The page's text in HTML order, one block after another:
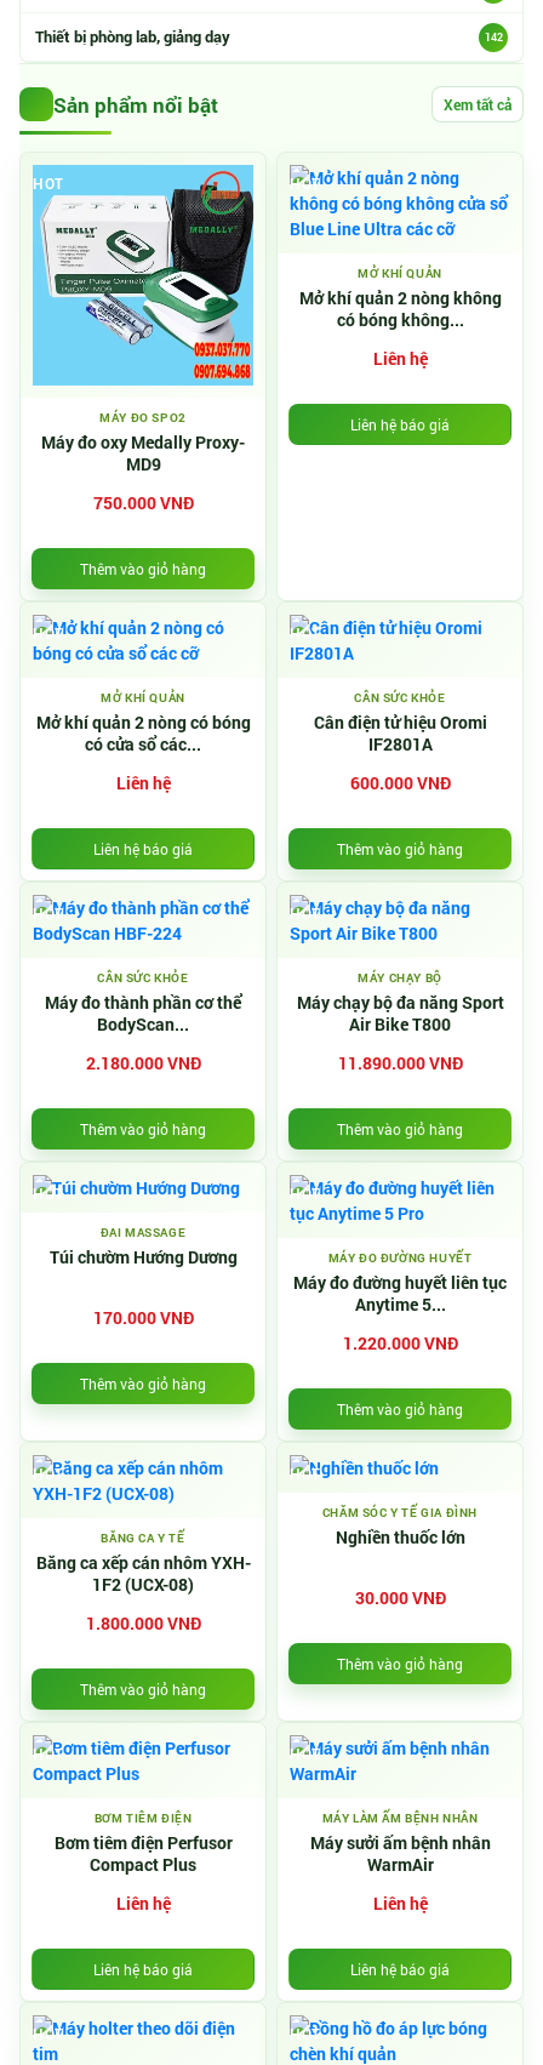
Thiết bị phòng lab, giảng dạy 142
Sản phẩm nổi bật Xem tất cả
HOT
MÁY ĐO SPO2
Máy đo oxy Medally Proxy-
MD9
750.000 VNĐ
Thêm vào giỏ hàng
HOT
MỞ KHÍ QUẢN
Mở khí quản 2 nòng không
có bóng không...
Liên hệ
Liên hệ báo giá
HOT
MỞ KHÍ QUẢN
Mở khí quản 2 nòng có bóng
có cửa sổ các...
Liên hệ
Liên hệ báo giá
HOT
CÂN SỨC KHỎE
Cân điện tử hiệu Oromi
IF2801A
600.000 VNĐ
Thêm vào giỏ hàng
HOT
CÂN SỨC KHỎE
Máy đo thành phần cơ thể
BodyScan...
2.180.000 VNĐ
Thêm vào giỏ hàng
HOT
MÁY CHẠY BỘ
Máy chạy bộ đa năng Sport
Air Bike T800
11.890.000 VNĐ
Thêm vào giỏ hàng
HOT
ĐAI MASSAGE
Túi chườm Hướng Dương
170.000 VNĐ
Thêm vào giỏ hàng
HOT
MÁY ĐO ĐƯỜNG HUYẾT
Máy đo đường huyết liên tục
Anytime 5...
1.220.000 VNĐ
Thêm vào giỏ hàng
HOT
BĂNG CA Y TẾ
Băng ca xếp cán nhôm YXH-
1F2 (UCX-08)
1.800.000 VNĐ
Thêm vào giỏ hàng
HOT
CHĂM SÓC Y TẾ GIA ĐÌNH
Nghiền thuốc lớn
30.000 VNĐ
Thêm vào giỏ hàng
HOT
BƠM TIÊM ĐIỆN
Bơm tiêm điện Perfusor
Compact Plus
Liên hệ
Liên hệ báo giá
HOT
MÁY LÀM ẤM BỆNH NHÂN
Máy sưởi ấm bệnh nhân
WarmAir
Liên hệ
Liên hệ báo giá
HOT HOT